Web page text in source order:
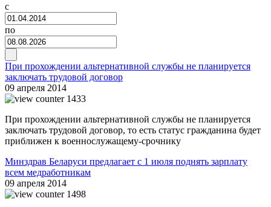
с
по
При прохождении альтернативной службы не планируется
заключать трудовой договор
09 апреля 2014
1433
При прохождении альтернативной службы не планируется
заключать трудовой договор, то есть статус гражданина будет
приближен к военнослужащему-срочнику
Минздрав Беларуси предлагает с 1 июля поднять зарплату
всем медработникам
09 апреля 2014
1498